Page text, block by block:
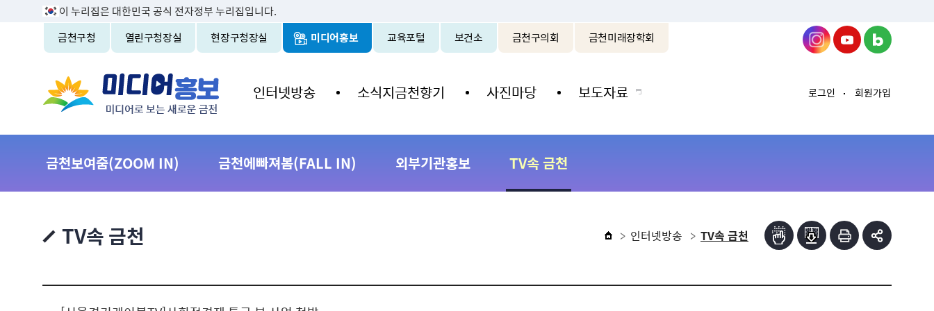
이 누리집은 대한민국 공식 전자정부 누리집입니다.
금천구청
열린구청장실 현장구청장실 미디어홍보 교육포털 보건소 금천구의회 금천미래장학회
인터넷방송 소식지금천향기 사진마당 보도자료 로그인 회원가입
금천보여줌(ZOOM IN) 금천에빠져봄(FALL IN) 외부기관홍보 TV속 금천
TV속 금천 인터넷방송 TV속 금천